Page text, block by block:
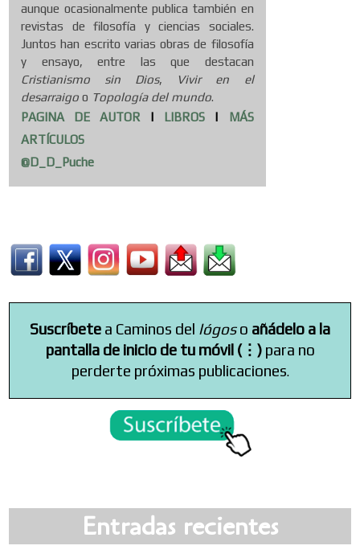
aunque ocasionalmente publica también en
revistas de filosofía y ciencias sociales.
Juntos han escrito varias obras de filosofía
y ensayo, entre las que destacan
Cristianismo sin Dios, Vivir en el
desarraigo o Topología del mundo.
PAGINA DE AUTOR | LIBROS |
MÁS
ARTÍCULOS
@D_D_Puche
Suscríbete a Caminos del lógos o añádelo a la
pantalla de inicio de tu móvil (⋮)para no
perderte próximas publicaciones.
Entradas recientes